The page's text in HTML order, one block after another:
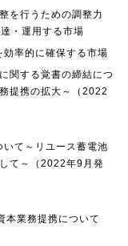
を行うための調整力
・運用する市場
率的に確保する市場
関する覚書の締結につ
提携の拡大～（2022
て～リユース蓄電池
て～（2022年9月発
本業務提携について